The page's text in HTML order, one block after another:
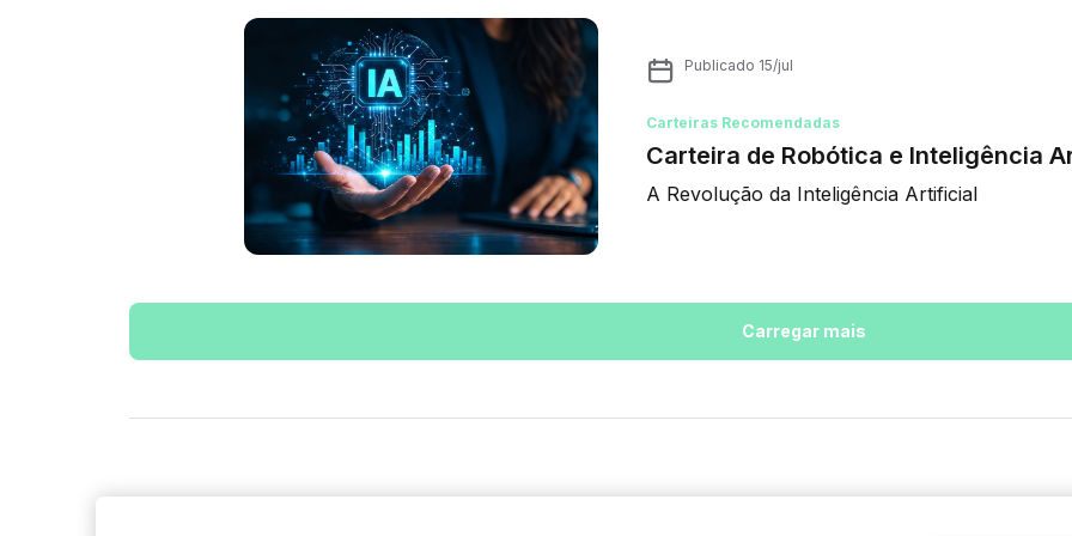
Publicado 15/jul
Carteiras Recomendadas
Carteira de Robótica e Inteligência
A Revolução da Inteligência Artificial
Carregar mais